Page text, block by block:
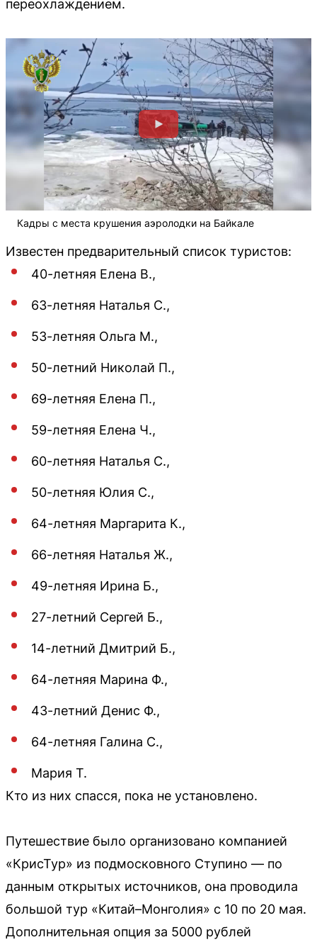
переохлаждением.
Кадры с места крушения аэролодки на Байкале
Известен предварительный список туристов:
40-летняя Елена В.,
63-летняя Наталья С.,
53-летняя Ольга М.,
50-летний Николай П.,
69-летняя Елена П.,
59-летняя Елена Ч.,
60-летняя Наталья С.,
50-летняя Юлия С.,
64-летняя Маргарита К.,
66-летняя Наталья Ж.,
49-летняя Ирина Б.,
27-летний Сергей Б.,
14-летний Дмитрий Б.,
64-летняя Марина Ф.,
43-летний Денис Ф.,
64-летняя Галина С.,
Мария Т.
Кто из них спасся, пока не установлено.
Путешествие было организовано компанией
«КрисТур» из подмосковного Ступино — по
данным открытых источников, она проводила
большой тур «Китай–Монголия» с 10 по 20 мая.
Дополнительная опция за 5000 рублей